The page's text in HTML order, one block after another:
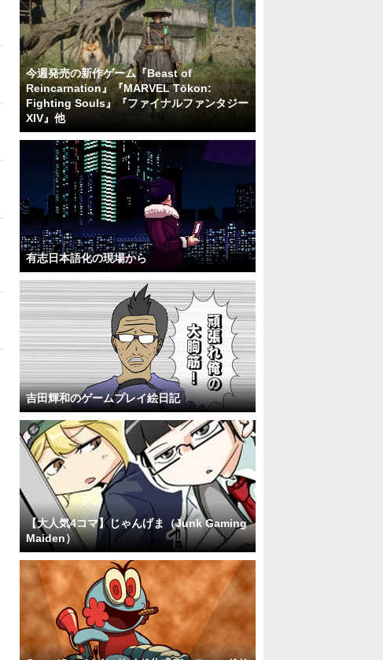
今週発売の新作ゲーム『Beast of
Reincarnation』『MARVEL Tōkon:
Fighting Souls』『ファイナルファンタジー
XIV』他
有志日本語化の現場から
吉田輝和のゲームプレイ絵日記
【大人気4コマ】じゃんげま（Junk Gaming
Maiden）